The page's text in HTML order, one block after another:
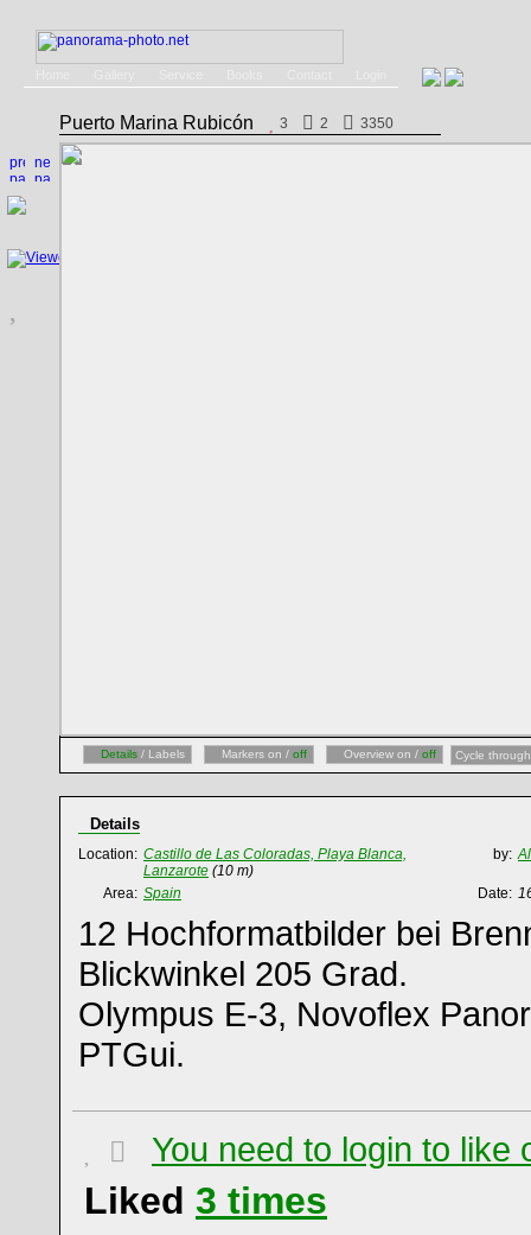
Puerto Marina Rubicón 3 2 3350
Details / Labels Markers on / off Overview on / off Cycle
Details
Location: Castillo de Las Coloradas, Playa Blanca,
Lanzarote (10 m)
by:
Area: Spain Date:
12 Hochformatbilder bei
Blickwinkel 205 Grad.
Olympus E-3, Novoflex
PTGui.
You need to login to like
Liked 3 times